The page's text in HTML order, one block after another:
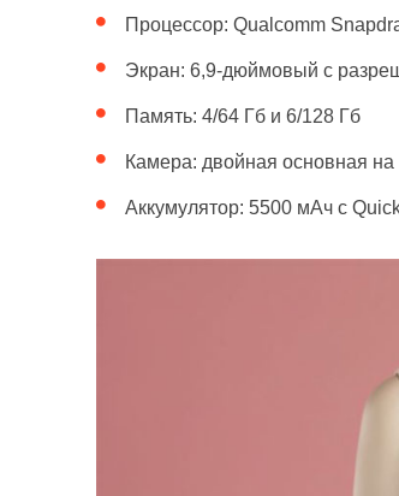
Процессор: Qualcomm
Экран: 6,9-дюймовый с
Память: 4/64 Гб и 6/128 Гб
Камера: двойная основная
Аккумулятор: 5500 мАч с